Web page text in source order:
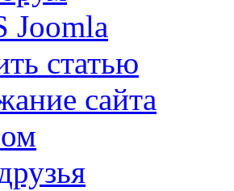
Joomla
статью
сайта